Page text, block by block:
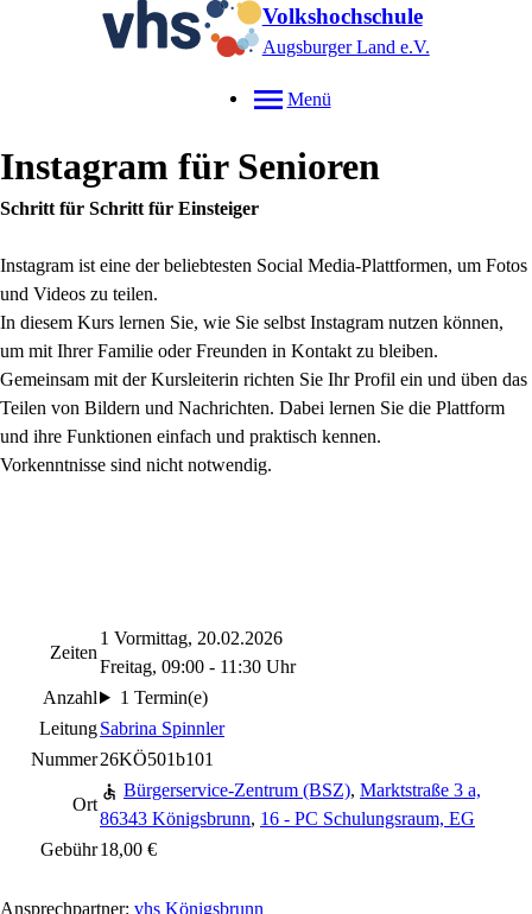
Volkshochschule
Augsburger Land e.V.
Menü
Instagram für Senioren
Schritt für Schritt für Einsteiger
Instagram ist eine der beliebtesten Social Media-Plattformen, um Fotos
und Videos zu teilen.
In diesem Kurs lernen Sie, wie Sie selbst Instagram nutzen können,
um mit Ihrer Familie oder Freunden in Kontakt zu bleiben.
Gemeinsam mit der Kursleiterin richten Sie Ihr Profil ein und üben das
Teilen von Bildern und Nachrichten. Dabei lernen Sie die Plattform
und ihre Funktionen einfach und praktisch kennen.
Vorkenntnisse sind nicht notwendig.
Zeiten
1 Vormittag, 20.02.2026
Freitag, 09:00 - 11:30 Uhr
Anzahl
1 Termin(e)
LeitungSabrina Spinnler
Nummer26KÖ501b101
Ort
Bürgerservice-Zentrum (BSZ), Marktstraße 3 a,
86343 Königsbrunn, 16 - PC Schulungsraum, EG
Gebühr18,00 €
Ansprechpartner: vhs Königsbrunn